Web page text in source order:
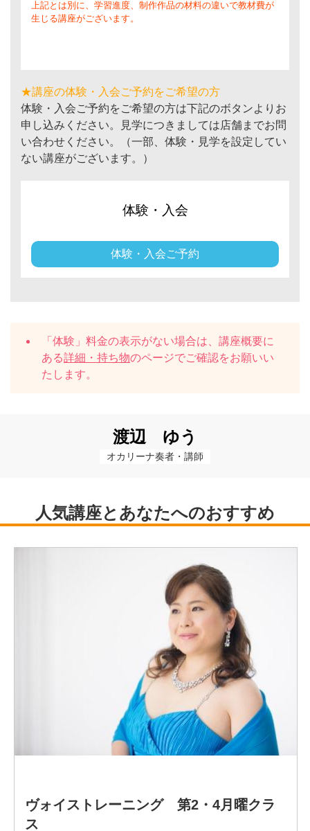
上記とは別に、学習進度、制作作品の材料の違いで教材費が
生じる講座がございます。
★講座の体験・入会ご予約をご希望の方
体験・入会ご予約をご希望の方は下記のボタンよりお
申し込みください。見学につきましては店舗までお問
い合わせください。（一部、体験・見学を設定してい
ない講座がございます。）
体験・入会
体験・入会ご予約
「体験」料金の表示がない場合は、講座概要に
ある詳細・持ち物のページでご確認をお願いい
たします。
渡辺 ゆう
オカリーナ奏者・講師